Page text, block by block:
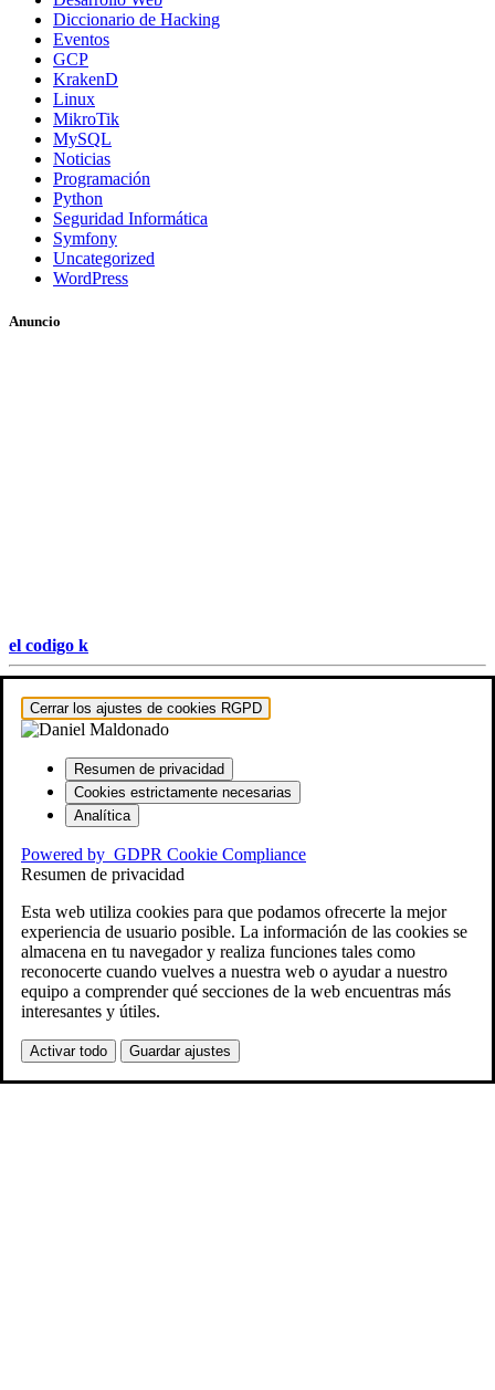
Diccionario de Hacking
Eventos
GCP
KrakenD
Linux
MikroTik
MySQL
Noticias
Programación
Python
Seguridad Informática
Symfony
Uncategorized
WordPress
Anuncio
el codigo k
Hestia | Desarrollado porThemeIsle
Cerrar los ajustes de cookies RGPD
Resumen de privacidad
Cookies estrictamente necesarias
Analítica
Powered by GDPR Cookie Compliance
Resumen de privacidad
Esta web utiliza cookies para que podamos ofrecerte la mejor
experiencia de usuario posible. La información de las cookies se
almacena en tu navegador y realiza funciones tales como
reconocerte cuando vuelves a nuestra web o ayudar a nuestro
equipo a comprender qué secciones de la web encuentras más
interesantes y útiles.
Activar todo Guardar ajustes